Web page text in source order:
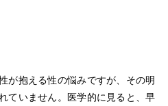
が抱える性の悩みですが、その明
ていません。医学的に見ると、早